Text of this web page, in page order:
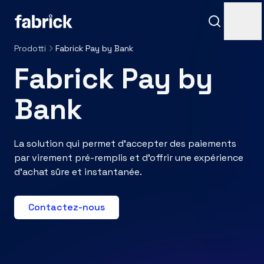
Assistance
Contacts
Prodotti Fabrick Pay by Bank
Fabrick Pay by
Bank
La solution qui permet d’accepter des paiements
par virement pré-remplis et d’offrir une expérience
d’achat sûre et instantanée.
Contactez-nous